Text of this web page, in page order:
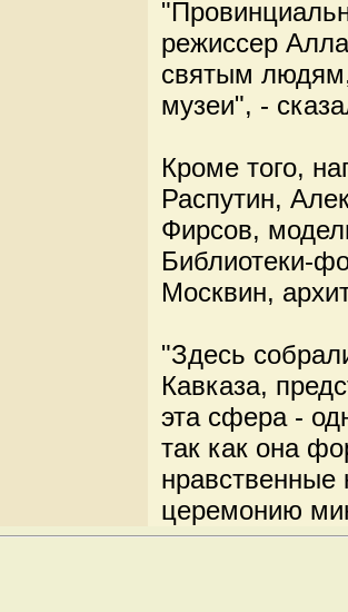
режиссер
святым людям,
музеи", -
Кроме того,
Распутин,
Фирсов,
Библиотеки-
Москвин,
"Здесь
Кавказа,
эта сфера -
так как она
нравственные
церемонию